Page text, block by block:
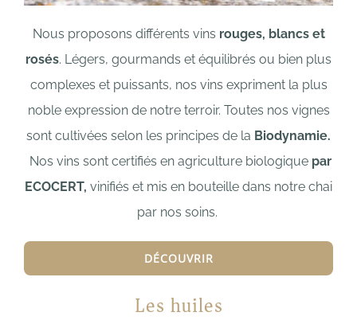
Nous proposons différents vins rouges, blancs et
rosés. Légers, gourmands et équilibrés ou bien plus
complexes et puissants, nos vins expriment la plus
noble expression de notre terroir. Toutes nos vignes
sont cultivées selon les principes de la Biodynamie.
Nos vins sont certifiés en agriculture biologiquepar
ECOCERT, vinifiés et mis en bouteille dans notre chai
par nos soins.
DÉCOUVRIR
Les huiles